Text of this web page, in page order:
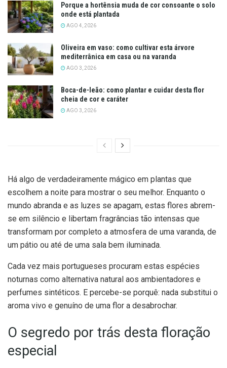
Porque a hortênsia muda de cor consoante o solo
onde está plantada
AGO 4, 2026
Oliveira em vaso: como cultivar esta árvore
mediterrânica em casa ou na varanda
AGO 3, 2026
Boca-de-leão: como plantar e cuidar desta flor
cheia de cor e caráter
AGO 3, 2026
Há algo de verdadeiramente mágico em plantas que
escolhem a noite para mostrar o seu melhor. Enquanto o
mundo abranda e as luzes se apagam, estas flores abrem-
se em silêncio e libertam fragrâncias tão intensas que
transformam por completo a atmosfera de uma varanda, de
um pátio ou até de uma sala bem iluminada.
Cada vez mais portugueses procuram estas espécies
noturnas como alternativa natural aos ambientadores e
perfumes sintéticos. E percebe-se porquê: nada substitui o
aroma vivo e genuíno de uma flor a desabrochar.
O segredo por trás desta floração
especial